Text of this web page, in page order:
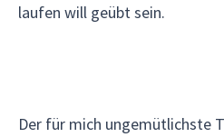
laufen will geübt sein.
Der für mich ungemütlichste